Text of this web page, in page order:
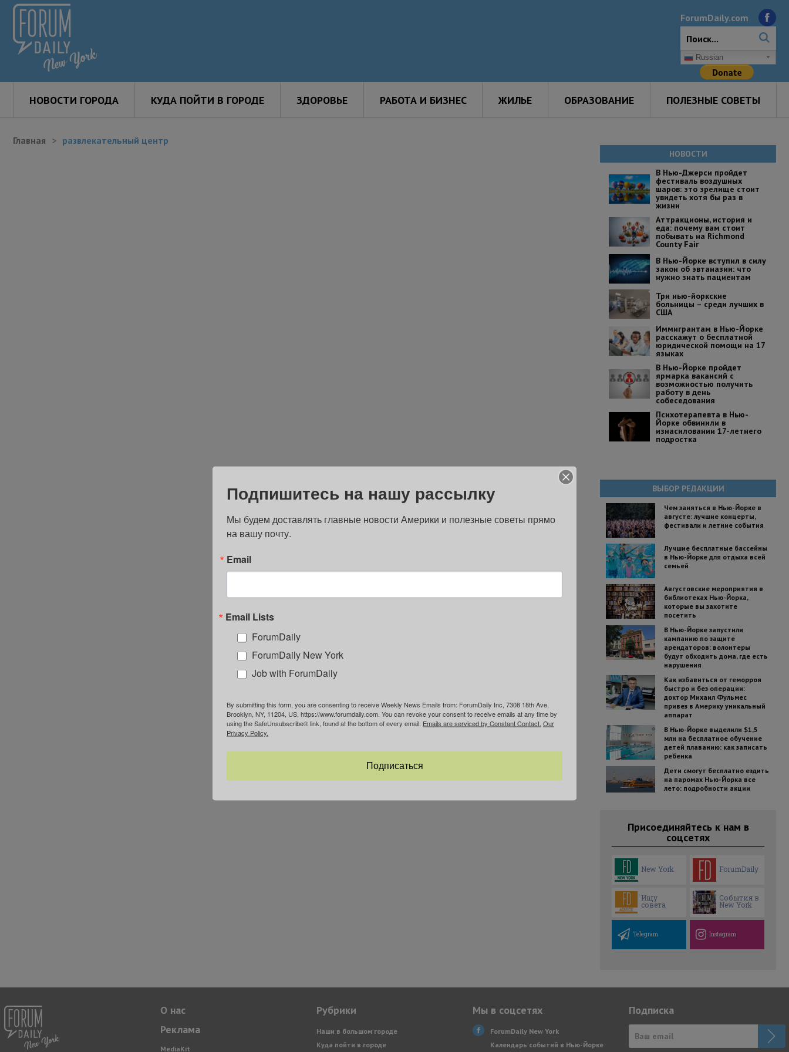
ForumDaily.com
Russian
НОВОСТИ ГОРОДА КУДА ПОЙТИ В ГОРОДЕ ЗДОРОВЬЕ РАБОТА И БИЗНЕС ЖИЛЬЕ ОБРАЗОВАНИЕ ПОЛЕЗНЫЕ СОВЕТЫ
Главная развлекательный центр
НОВОСТИ
В Нью-Джерси пройдет
фестиваль воздушных
шаров: это зрелище стоит
увидеть хотя бы раз в
жизни
Аттракционы, история и
еда: почему вам стоит
побывать на Richmond
County Fair
В Нью-Йорке вступил в силу
закон об эвтаназии: что
нужно знать пациентам
Три нью-йоркские
больницы – среди лучших в
США
Иммигрантам в Нью-Йорке
расскажут о бесплатной
юридической помощи на 17
языках
В Нью-Йорке пройдет
ярмарка вакансий с
возможностью получить
работу в день
собеседования
Психотерапевта в Нью-
Йорке обвинили в
изнасиловании 17-летнего
подростка
ВЫБОР РЕДАКЦИИ
Чем заняться в Нью-Йорке в
августе: лучшие концерты,
фестивали и летние события
Лучшие бесплатные бассейны
в Нью-Йорке для отдыха всей
семьей
Августовские мероприятия в
библиотеках Нью-Йорка,
которые вы захотите
посетить
В Нью-Йорке запустили
кампанию по защите
арендаторов: волонтеры
будут обходить дома, где есть
нарушения
Как избавиться от геморроя
быстро и без операции:
доктор Михаил Фульмес
привез в Америку уникальный
аппарат
В Нью-Йорке выделили $1,5
млн на бесплатное обучение
детей плаванию: как записать
ребенка
Дети смогут бесплатно ездить
на паромах Нью-Йорка все
лето: подробности акции
Присоединяйтесь к нам в
соцсетях
New York ForumDaily
Ищу
совета
События в
New York
Telegram Instagram
О нас
Реклама
MediaKit
Рубрики
Наши в большом городе
Куда пойти в городе
Мы в соцсетях
ForumDaily New York
Календарь событий в Нью-Йорке
Подписка
Подпишитесь на нашу рассылку
Мы будем доставлять главные новости Америки и полезные советы прямо
на вашу почту.
Email
Email Lists
ForumDaily
ForumDaily New York
Job with ForumDaily
By submitting this form, you are consenting to receive Weekly News Emails from: ForumDaily Inc, 7308 18th Ave,
Brooklyn, NY, 11204, US, https://www.forumdaily.com. You can revoke your consent to receive emails at any time by
using the SafeUnsubscribe® link, found at the bottom of every email. Emails are serviced by Constant Contact. Our
Privacy Policy.
Подписаться